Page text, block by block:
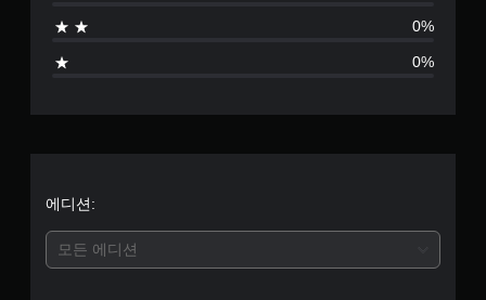
0%
0%
에디션:
모든 에디션